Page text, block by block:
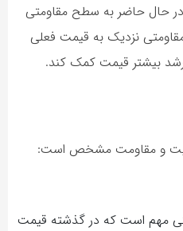
حال حاضر به سطح مقاومتی
مقاومتی نزدیک به قیمت فعلی
بیشتر قیمت کمک کند.
و مقاومت مشخص است:
مهم است که در گذشته قیمت